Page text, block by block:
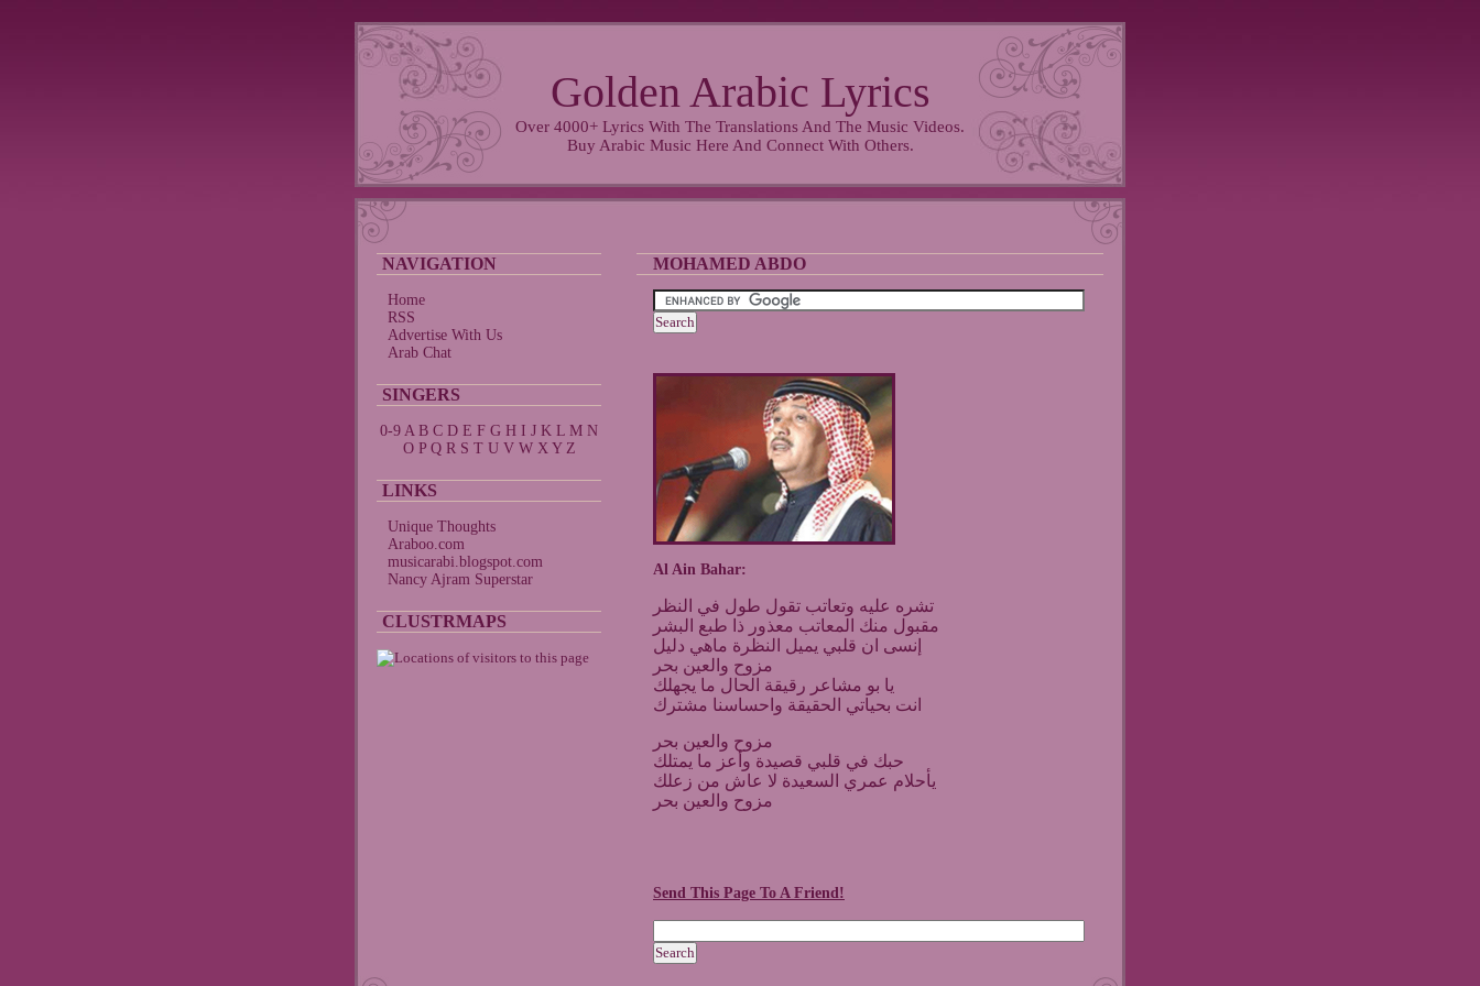
Golden Arabic Lyrics
Over 4000+ Lyrics With The Translations And The Music Videos.
Buy Arabic Music Here And Connect With Others.
MOHAMED ABDO
Al Ain Bahar:
تشره عليه وتعاتب تقول طول في النظر
مقبول منك المعاتب معذور ذا طبع البشر
إنسى ان قلبي يميل النظرة ماهي دليل
مزوح والعين بحر
يا بو مشاعر رقيقة الحال ما يجهلك
انت بحياتي الحقيقة واحساسنا مشترك
مزوح والعين بحر
حبك في قلبي قصيدة وأعز ما يمتلك
يأحلام عمري السعيدة لا عاش من زعلك
مزوح والعين بحر
Send This Page To A Friend!
NAVIGATION
Home
RSS
Advertise With Us
Arab Chat
SINGERS
0-9 A B C D E F G H I J K L M N
O P Q R S T U V W X Y Z
LINKS
Unique Thoughts
Araboo.com
musicarabi.blogspot.com
Nancy Ajram Superstar
CLUSTRMAPS